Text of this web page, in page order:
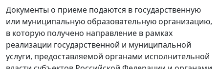
Документы о приеме подаются в государственную
или муниципальную образовательную организацию,
в которую получено направление в рамках
реализации государственной и муниципальной
услуги, предоставляемой органами исполнительной